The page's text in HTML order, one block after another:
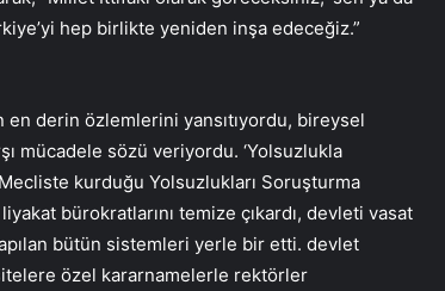
hep birlikte yeniden inşa edeceğiz.”
en derin özlemlerini yansıtıyordu, bireysel
mücadele sözü veriyordu. ‘Yolsuzlukla
kurduğu Yolsuzlukları Soruşturma
bürokratlarını temize çıkardı, devleti vasat
bütün sistemleri yerle bir etti. devlet
özel kararnamelerle rektörler